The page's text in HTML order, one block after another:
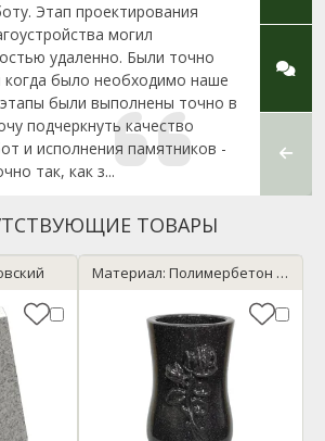
Этап проектирования
могил
удаленно. Были точно
было необходимо наше
этапы были выполнены точно в
подчеркнуть качество
и исполнения памятников -
так, как з...
с
ТОВАРЫ
Материал: Полимербетон / темный гранит